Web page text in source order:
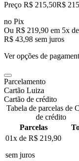
Preço R$ 215,50R$ 215
no Pix
Ou R$ 219,90 em 5x
R$ 43,98 sem juros
Ver opções de
Parcelamento
Cartão Luiza
Cartão de crédito
Tabela de parcelas de
de crédito
Parcelas
01x de R$ 219,90
sem juros